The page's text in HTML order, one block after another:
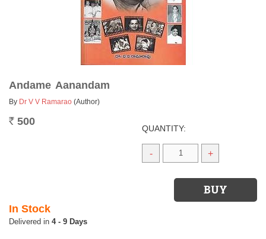
Andame Aanandam
By Dr V V Ramarao (Author)
Rs. 500
QUANTITY:
- +
In Stock
4 - 9 Days